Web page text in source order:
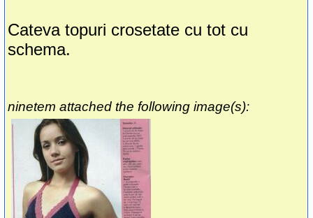
Cateva topuri crosetate cu tot cu
schema.
ninetem attached the following image(s):